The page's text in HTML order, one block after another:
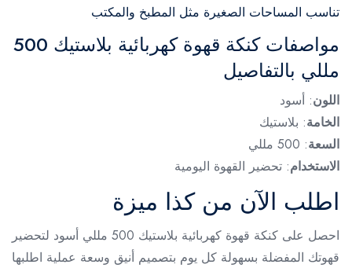
تناسب المساحات الصغيرة مثل المطبخ والمكتب
مواصفات كنكة قهوة كهربائية بلاستيك 500
مللي بالتفاصيل
اللون: أسود
الخامة: بلاستيك
السعة: 500 مللي
الاستخدام: تحضير القهوة اليومية
اطلب الآن من كذا ميزة
احصل على كنكة قهوة كهربائية بلاستيك 500 مللي أسود لتحضير
قهوتك المفضلة بسهولة كل يوم بتصميم أنيق وسعة عملية اطلبها